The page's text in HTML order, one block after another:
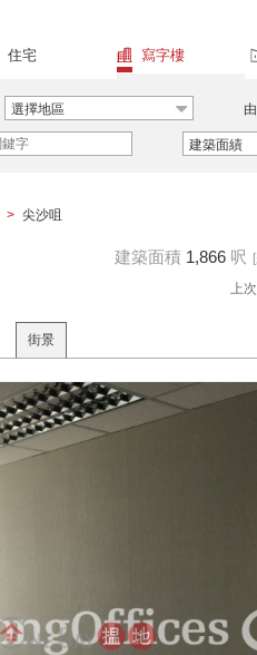
住宅 寫字樓
選擇地區 由
建築面績
> 尖沙咀
建築面積 1,866 呎
上
街景